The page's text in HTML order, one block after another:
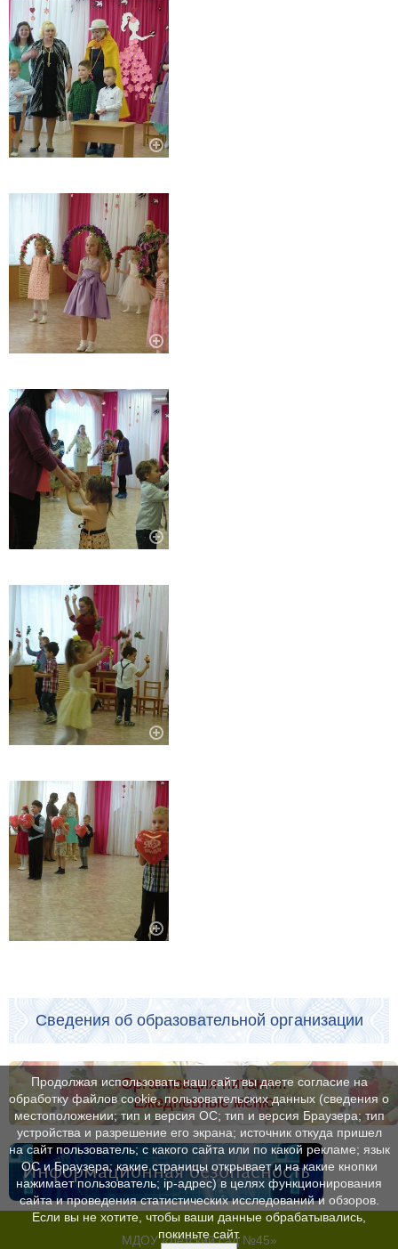
Сведения об образовательной организации
Организация питания.
Ежедневные меню
Информационная безопасность
МДОУ «Детский сад №45»
Продолжая использовать наш сайт, вы даете согласие на
обработку файлов cookie, пользовательских данных (сведения о
местоположении; тип и версия ОС; тип и версия Браузера; тип
устройства и разрешение его экрана; источник откуда пришел
на сайт пользователь; с какого сайта или по какой рекламе; язык
ОС и Браузера; какие страницы открывает и на какие кнопки
нажимает пользователь; ip-адрес) в целях функционирования
сайта и проведения статистических исследований и обзоров.
Если вы не хотите, чтобы ваши данные обрабатывались,
покиньте сайт.